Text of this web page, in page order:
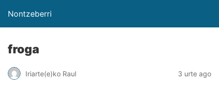
Nontzeberri
froga
Iriarte(e)ko Raul 3 urte ago